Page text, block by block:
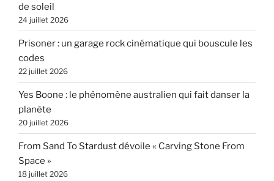
de soleil
24 juillet 2026
Prisoner : un garage rock cinématique qui bouscule les
codes
22 juillet 2026
Yes Boone : le phénomène australien qui fait danser la
planète
20 juillet 2026
From Sand To Stardust dévoile « Carving Stone From
Space »
18 juillet 2026